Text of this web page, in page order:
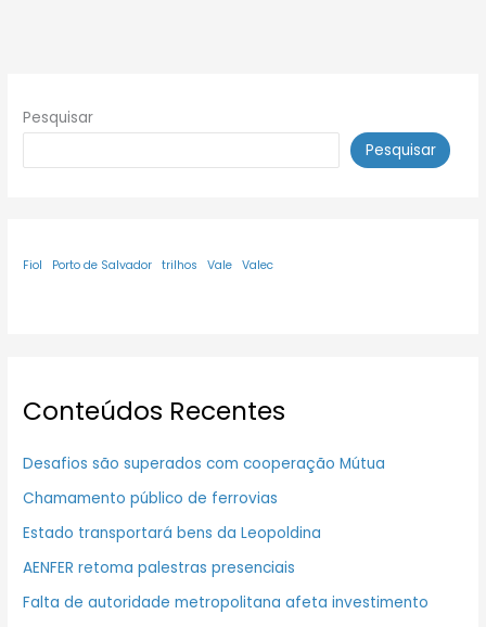
Pesquisar
Pesquisar
Fiol Porto de Salvador trilhos Vale Valec
Conteúdos Recentes
Desafios são superados com cooperação Mútua
Chamamento público de ferrovias
Estado transportará bens da Leopoldina
AENFER retoma palestras presenciais
Falta de autoridade metropolitana afeta investimento